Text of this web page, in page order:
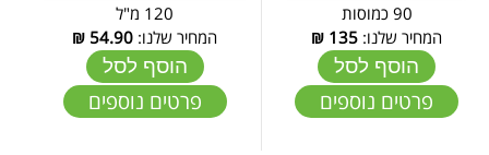
90 כמוסות
המחיר שלנו: 135
₪
הוסף לסל
פרטים נוספים
120 מ"ל
המחיר שלנו: 54.90
₪
הוסף לסל
פרטים נוספים